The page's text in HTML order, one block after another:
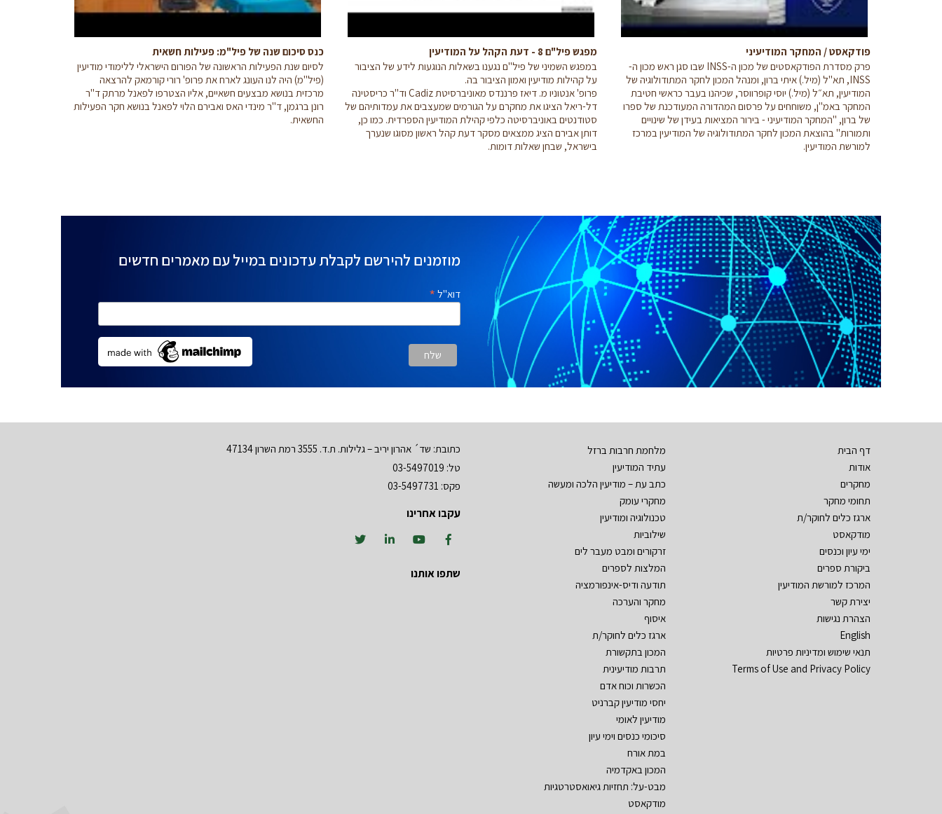
פודקאסט / המחקר המודיעיני
פרק מסדרת הפודקאסטים של מכון ה-INSS שבו סגן ראש מכון ה-
INSS, תא"ל (מיל.) איתי ברון, ומנהל המכון לחקר המתודולוגיה של
המודיעין, תא״ל (מיל.) יוסי קופרווסר, שכיהנו בעבר כראשי חטיבת
המחקר באמ"ן, משוחחים על פרסום המהדורה המעודכנת של ספרו
של ברון, "המחקר המודיעיני - בירור המציאות בעידן של שינויים
ותמורות" בהוצאת המכון לחקר המתודולוגיה של המודיעין במרכז
למורשת המודיעין.
מפגש פיל"ם 8 - דעת הקהל על המודיעין
במפגש השמיני של פיל"ם נגענו בשאלות הנוגעות לידע של הציבור
על קהילות מודיעין ואמון הציבור בה.
פרופ' אנטוניו מ. דיאז פרננדס מאוניברסיטת Cadiz וד"ר כריסטינה
דל-ריאל הציגו את מחקרם על הגורמים שמעצבים את עמדותיהם של
סטודנטים באוניברסיטה כלפי קהילת המודיעין הספרדית. כמו כן,
דותן אבירם הציג ממצאים מסקר דעת קהל ראשון מסוגו שנערך
בישראל, שבחן שאלות דומות.
כנס סיכום שנה של פיל"מ: פעילות חשאית
לסיום שנת הפעילות הראשונה של הפורום הישראלי ללימודי מודיעין
(פיל"מ) היה לנו העונג לארח את פרופ' רורי קורמאק להרצאה
מרכזית בנושא מבצעים חשאיים, אליו הצטרפו לפאנל מרתק ד"ר
רונן ברגמן, ד"ר מינדי האס ואבירם הלוי לפאנל בנושא חקר הפעילות
החשאית.
מוזמנים להירשם לקבלת עדכונים במייל עם מאמרים חדשים
דוא"ל *
דף הבית
אודות
מחקרים
תחומי מחקר
ארגז כלים לחוקר/ת
מודקאסט
ימי עיון וכנסים
ביקורת ספרים
המרכז למורשת המודיעין
יצירת קשר
הצהרת נגישות
English
תנאי שימוש ומדיניות פרטיות
Terms of Use and Privacy Policy
מלחמת חרבות ברזל
עתיד המודיעין
כתב עת – מודיעין הלכה ומעשה
מחקרי עומק
טכנולוגיה ומודיעין
שילוביות
זרקורים ומבט מעבר לים
המלצות לספרים
תודעה ודיס-אינפורמציה
מחקר והערכה
איסוף
ארגז כלים לחוקר/ת
המכון בתקשורת
תרבות מודיעינית
הכשרות וכוח אדם
יחסי מודיעין קברניט
מודיעין לאומי
סיכומי כנסים וימי עיון
במת אורח
המכון באקדמיה
מבט-על: תחזיות גיאואסטרטגיות
מודקאסט
כתובת: שד´ אהרון יריב – גלילות. ת.ד. 3555 רמת השרון 47134
טל: 03-5497019
פקס: 03-5497731
עקבו אחרינו
שתפו אותנו